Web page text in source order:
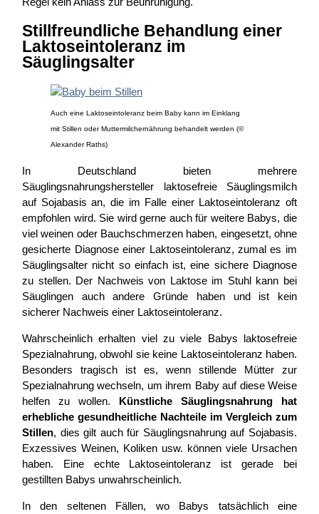
Stillfreundliche Behandlung einer
Laktoseintoleranz im
Säuglingsalter
Auch eine Laktoseintoleranz beim Baby kann im Einklang
mit Stillen oder Muttermilchernährung behandelt werden (©
Alexander Raths)
In Deutschland bieten mehrere
Säuglingsnahrungshersteller laktosefreie Säuglingsmilch
auf Sojabasis an, die im Falle einer Laktoseintoleranz oft
empfohlen wird. Sie wird gerne auch für weitere Babys, die
viel weinen oder Bauchschmerzen haben, eingesetzt, ohne
gesicherte Diagnose einer Laktoseintoleranz, zumal es im
Säuglingsalter nicht so einfach ist, eine sichere Diagnose
zu stellen. Der Nachweis von Laktose im Stuhl kann bei
Säuglingen auch andere Gründe haben und ist kein
sicherer Nachweis einer Laktoseintoleranz.
Wahrscheinlich erhalten viel zu viele Babys laktosefreie
Spezialnahrung, obwohl sie keine Laktoseintoleranz haben.
Besonders tragisch ist es, wenn stillende Mütter zur
Spezialnahrung wechseln, um ihrem Baby auf diese Weise
helfen zu wollen. Künstliche Säuglingsnahrung hat
erhebliche gesundheitliche Nachteile im Vergleich zum
Stillen, dies gilt auch für Säuglingsnahrung auf Sojabasis.
Exzessives Weinen, Koliken usw. können viele Ursachen
haben. Eine echte Laktoseintoleranz ist gerade bei
gestillten Babys unwahrscheinlich.
In den seltenen Fällen, wo Babys tatsächlich eine